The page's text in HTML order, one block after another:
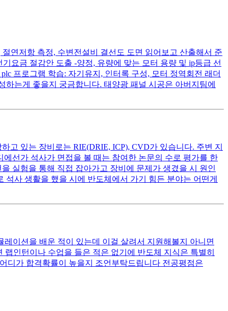
연저항 측정, 수변전설비 결선도 도면 읽어보고 산출해서 준
요금 절감안 도출 -양정, 유량에 맞는 모터 용량 및 ip등급 선
프로그램 학습: 자기유지, 인터록 구성, 모터 정역회전 래더
는게 좋을지 궁금합니다. 태양광 패널 시공은 아버지팀에
고 있는 장비로는 RIE(DRIE, ICP), CVD가 있습니다. 주변 지
선가 석사가 면접을 볼 때는 참여한 논문의 수로 평가를 한
실험을 통해 직접 잡아가고 장비에 문제가 생겼을 시 원인
사 생활을 했을 시에 반도체에서 가기 힘든 분야는 어떤게
이션을 배운 적이 있는데 이걸 살려서 지원해볼지 아니면
인턴이나 수업을 들은 적은 없기에 반도체 지식은 특별히
디가 합격확률이 높을지 조언부탁드립니다 전공평점은